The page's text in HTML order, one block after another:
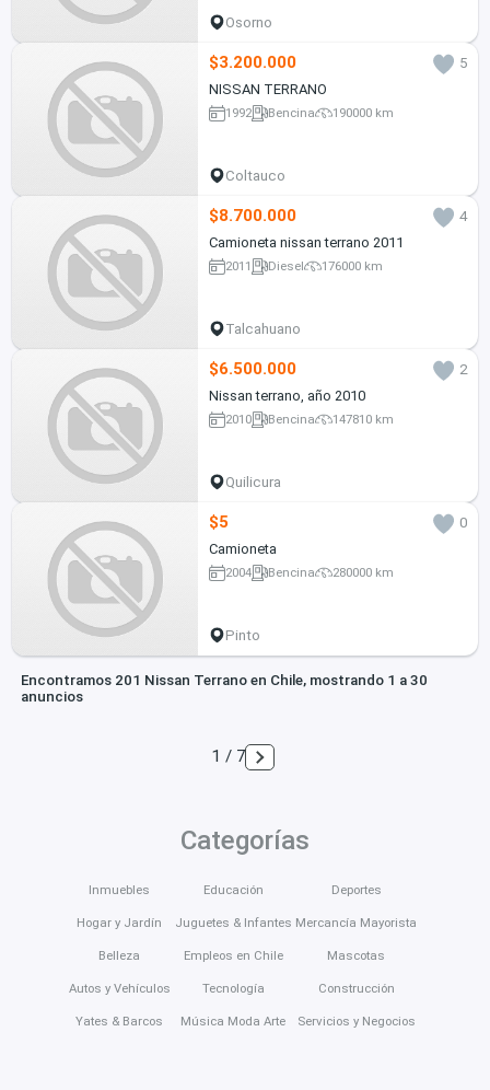
Osorno
$3.200.000
5
NISSAN TERRANO
1992 Bencina 190000 km
Coltauco
$8.700.000
4
Camioneta nissan terrano 2011
2011 Diesel 176000 km
Talcahuano
$6.500.000
2
Nissan terrano, año 2010
2010 Bencina 147810 km
Quilicura
$5
0
Camioneta
2004 Bencina 280000 km
Pinto
Encontramos 201 Nissan Terrano en Chile, mostrando 1 a 30
anuncios
1 / 7
Categorías
Inmuebles
Hogar y Jardín
Belleza
Autos y Vehículos
Yates & Barcos
Educación
Juguetes & Infantes
Empleos en Chile
Tecnología
Música Moda Arte
Deportes
Mercancía Mayorista
Mascotas
Construcción
Servicios y Negocios